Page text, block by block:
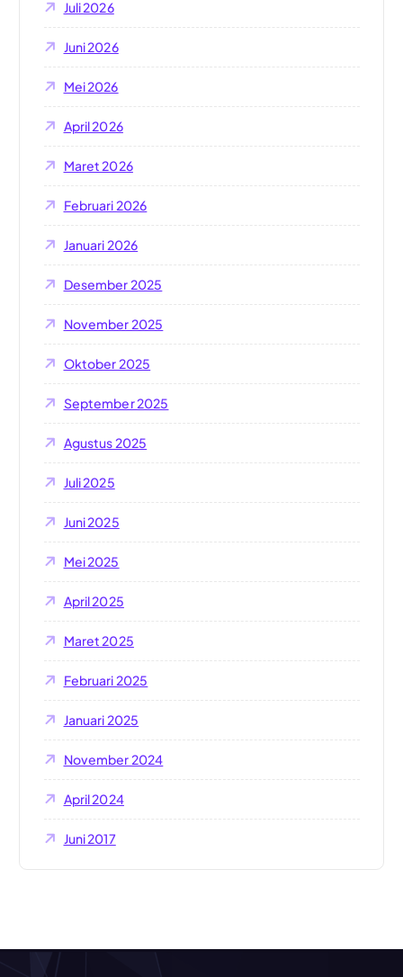
Juli 2026
Juni 2026
Mei 2026
April 2026
Maret 2026
Februari 2026
Januari 2026
Desember 2025
November 2025
Oktober 2025
September 2025
Agustus 2025
Juli 2025
Juni 2025
Mei 2025
April 2025
Maret 2025
Februari 2025
Januari 2025
November 2024
April 2024
Juni 2017